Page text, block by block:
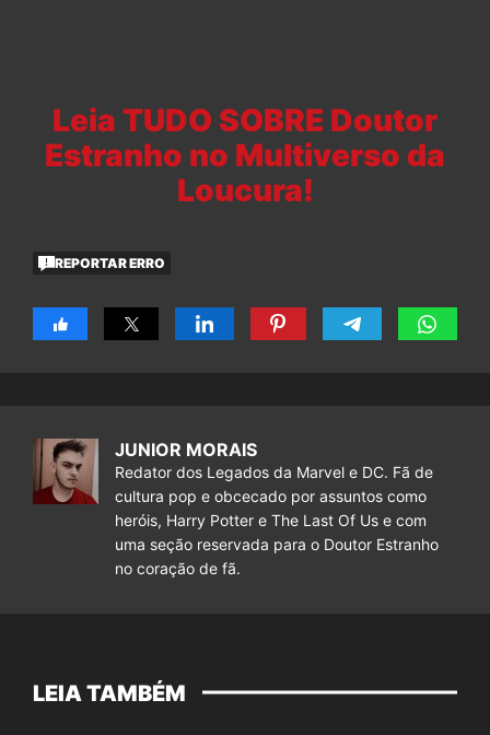
Leia TUDO SOBRE Doutor
Estranho no Multiverso da
Loucura!
REPORTAR ERRO
JUNIOR MORAIS
Redator dos Legados da Marvel e DC. Fã de
cultura pop e obcecado por assuntos como
heróis, Harry Potter e The Last Of Us e com
uma seção reservada para o Doutor Estranho
no coração de fã.
LEIA TAMBÉM